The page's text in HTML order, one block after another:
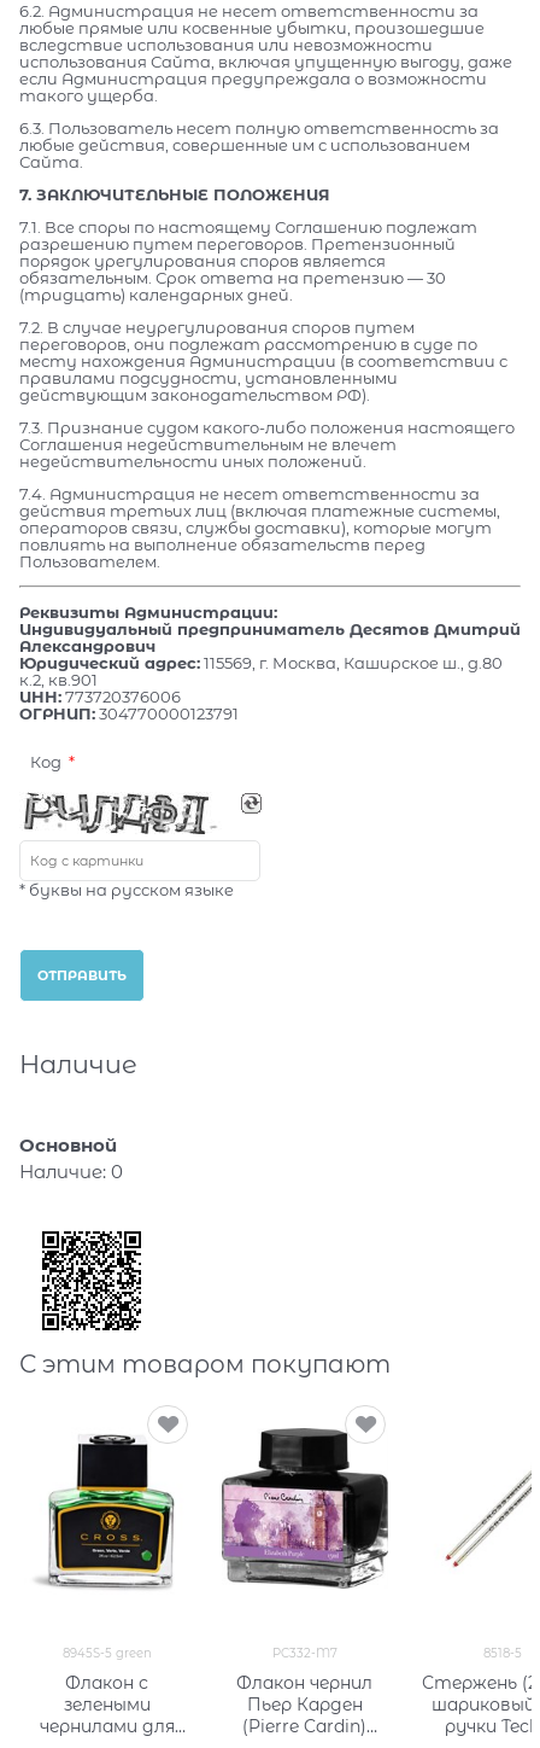
6.2. Администрация не несет ответственности за
любые прямые или косвенные убытки, произошедшие
вследствие использования или невозможности
использования Сайта, включая упущенную выгоду, даже
если Администрация предупреждала о возможности
такого ущерба.
6.3. Пользователь несет полную ответственность за
любые действия, совершенные им с использованием
Сайта.
7. ЗАКЛЮЧИТЕЛЬНЫЕ ПОЛОЖЕНИЯ
7.1. Все споры по настоящему Соглашению подлежат
разрешению путем переговоров. Претензионный
порядок урегулирования споров является
обязательным. Срок ответа на претензию — 30
(тридцать) календарных дней.
7.2. В случае неурегулирования споров путем
переговоров, они подлежат рассмотрению в суде по
месту нахождения Администрации (в соответствии с
правилами подсудности, установленными
действующим законодательством РФ).
7.3. Признание судом какого-либо положения настоящего
Соглашения недействительным не влечет
недействительности иных положений.
7.4. Администрация не несет ответственности за
действия третьих лиц (включая платежные системы,
операторов связи, службы доставки), которые могут
повлиять на выполнение обязательств перед
Пользователем.
Реквизиты Администрации:
Индивидуальный предприниматель Десятов Дмитрий
Александрович
Юридический адрес:115569, г. Москва, Каширское ш., д.80
к.2, кв.901
ИНН:773720376006
ОГРНИП:304770000123791
Код
* буквы на русском языке
Наличие
Основной
Наличие: 0
С этим товаром покупают
8945S-5 green
Флакон с
зелеными
чернилами для
PC332-M7
Флакон чернил
Пьер Карден
(Pierre Cardin)
8518-5
Стержень
шариковый
ручки